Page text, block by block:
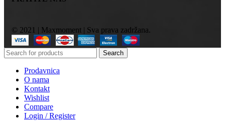
© 2021 | Maxmoment | Sva prava zadržana.
Search
Prodavnica
O nama
Kontakt
Wishlist
Compare
Login / Register